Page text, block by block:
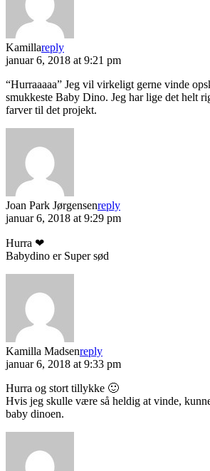
Kamillareply
januar 6, 2018 at 9:21 pm
“Hurraaaaa” Jeg vil virkeligt gerne vinde
smukkeste Baby Dino. Jeg har lige det helt
farver til det projekt.
Joan Park Jørgensenreply
januar 6, 2018 at 9:29 pm
Hurra ❤
Babydino er Super sød
Kamilla Madsenreply
januar 6, 2018 at 9:33 pm
Hurra og stort tillykke 🙂
Hvis jeg skulle være så heldig at vinde,
baby dinoen.